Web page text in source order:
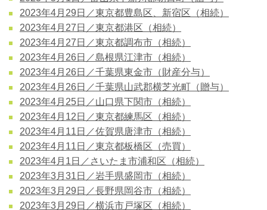
2023年4月29日／東京都豊島区、新宿区（相続）
2023年4月27日／東京都港区（相続）
2023年4月27日／東京都調布市（相続）
2023年4月26日／島根県江津市（相続）
2023年4月26日／千葉県東金市（財産分与）
2023年4月26日／千葉県山武郡横芝光町（贈与）
2023年4月25日／山口県下関市（相続）
2023年4月12日／東京都練馬区（相続）
2023年4月11日／佐賀県唐津市（相続）
2023年4月11日／東京都板橋区（売買）
2023年4月1日／さいたま市浦和区（相続）
2023年3月31日／岩手県盛岡市（相続）
2023年3月29日／長野県岡谷市（相続）
2023年3月29日／横浜市戸塚区（相続）